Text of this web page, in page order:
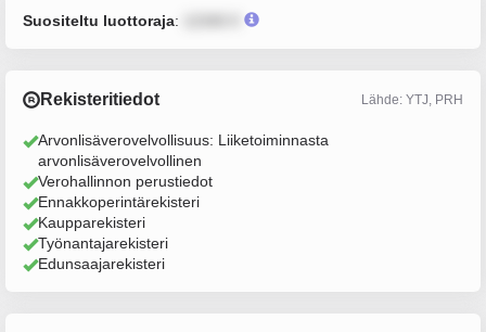
Suositeltu luottoraja:
Rekisteritiedot Lähde: YTJ, PRH
Arvonlisäverovelvollisuus: Liiketoiminnasta
arvonlisäverovelvollinen
Verohallinnon perustiedot
Ennakkoperintärekisteri
Kaupparekisteri
Työnantajarekisteri
Edunsaajarekisteri